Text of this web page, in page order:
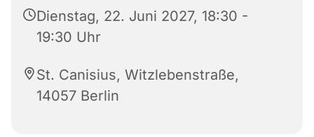
Dienstag, 22. Juni 2027, 18:30 -
19:30 Uhr
St. Canisius, Witzlebenstraße,
14057 Berlin